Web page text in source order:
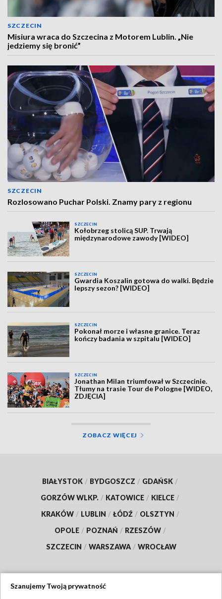
SZCZECIN
Misiura wraca do Szczecina z Motorem Lublin. „Nie
jedziemy się bronić”
SZCZECIN
Rozlosowano Puchar Polski. Znamy pary z regionu
SZCZECIN
Kołobrzeg stolicą SUP. Trwają
międzynarodowe zawody [WIDEO]
SZCZECIN
Gwardia Koszalin gotowa do walki. Będzie
lepszy sezon? [WIDEO]
SZCZECIN
Pokonał morze i własne granice. Teraz
kończy badania w szpitalu [WIDEO]
SZCZECIN
Jonathan Milan triumfował w Szczecinie.
Tłumy na trasie Tour de Pologne [WIDEO,
ZDJĘCIA]
ZOBACZ WIĘCEJ
BIAŁYSTOK / BYDGOSZCZ / GDAŃSK /
GORZÓW WLKP. / KATOWICE / KIELCE /
KRAKÓW / LUBLIN / ŁÓDŹ / OLSZTYN /
OPOLE / POZNAŃ / RZESZÓW /
SZCZECIN / WARSZAWA / WROCŁAW
Szanujemy Twoją prywatność